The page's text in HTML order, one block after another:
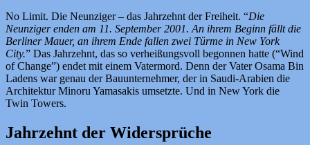
No Limit. Die Neunziger – das Jahrzehnt der Freiheit. “Die
Neunziger enden am 11. September 2001. An ihrem Beginn fällt die
Berliner Mauer, an ihrem Ende fallen zwei Türme in New York
City.” Das Jahrzehnt, das so verheißungsvoll begonnen hatte (“Wind
of Change”) endet mit einem Vatermord. Denn der Vater Osama Bin
Ladens war genau der Bauunternehmer, der in Saudi-Arabien die
Architektur Minoru Yamasakis umsetzte. Und in New York die
Twin Towers.
Jahrzehnt der Widersprüche